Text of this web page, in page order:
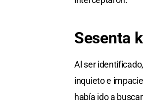
Sesenta
Al ser
inquieto e
había ido a